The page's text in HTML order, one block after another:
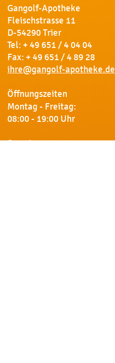
Gangolf-Apotheke
Fleischstrasse 11
D-54290 Trier
Tel: + 49 651 / 4 04 04
Fax: + 49 651 / 4 89 28
ihre@gangolf-apotheke.de
Öffnungszeiten
Montag - Freitag:
08:00 - 19:00 Uhr
Samstag: